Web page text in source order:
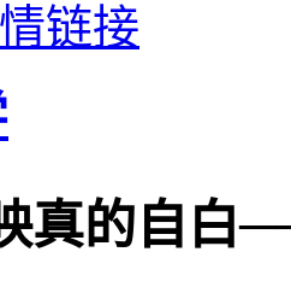
链接
真的自白